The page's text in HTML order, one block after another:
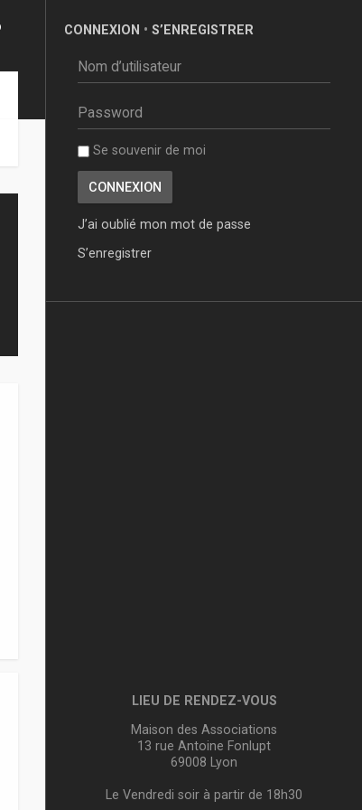
CONNEXION • S’ENREGISTRER
Se souvenir de moi
J’ai oublié mon mot de passe
S’enregistrer
LIEU DE RENDEZ-VOUS
Maison des Associations
13 rue Antoine Fonlupt
69008 Lyon
Le Vendredi soir à partir de 18h30